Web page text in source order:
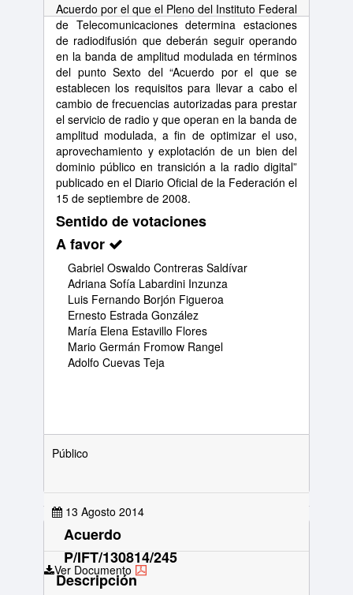
Acuerdo por el que el Pleno del Instituto Federal
de Telecomunicaciones determina estaciones
de radiodifusión que deberán seguir operando
en la banda de amplitud modulada en términos
del punto Sexto del “Acuerdo por el que se
establecen los requisitos para llevar a cabo el
cambio de frecuencias autorizadas para prestar
el servicio de radio y que operan en la banda de
amplitud modulada, a fin de optimizar el uso,
aprovechamiento y explotación de un bien del
dominio público en transición a la radio digital”
publicado en el Diario Oficial de la Federación el
15 de septiembre de 2008.
Sentido de votaciones
A favor
Gabriel Oswaldo Contreras Saldívar
Adriana Sofía Labardini Inzunza
Luis Fernando Borjón Figueroa
Ernesto Estrada González
María Elena Estavillo Flores
Mario Germán Fromow Rangel
Adolfo Cuevas Teja
Público
13 Agosto 2014
Ver Documento
Acuerdo
P/IFT/130814/245
Descripción